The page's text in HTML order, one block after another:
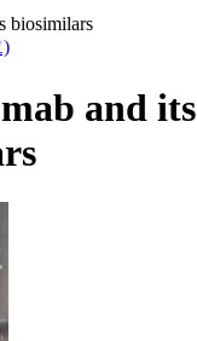
biosimilars
)
and its